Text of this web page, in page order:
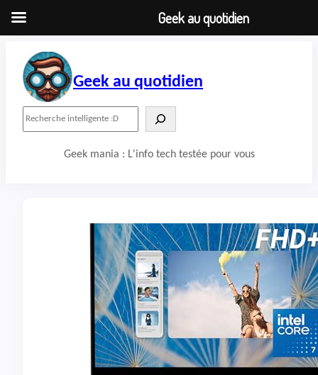
contenu
Geek au quotidien
Geek mania : L'info tech testée pour vous
Geek au quotidien